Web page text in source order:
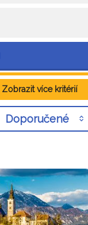
Zobrazit více kritérií
Doporučené